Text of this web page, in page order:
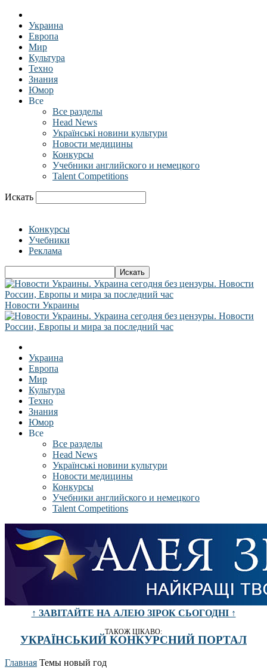
Украина
Европа
Мир
Культура
Техно
Знания
Юмор
Все
Все разделы
Head News
Українські новини культури
Новости медицины
Конкурсы
Учебники английского и немецкого
Talent Competitions
Искать
Конкурсы
Учебники
Реклама
Новости Украины
Украина
Европа
Мир
Культура
Техно
Знания
Юмор
Все
Все разделы
Head News
Українські новини культури
Новости медицины
Конкурсы
Учебники английского и немецкого
Talent Competitions
↑ ЗАВІТАЙТЕ НА АЛЕЮ ЗІРОК СЬОГОДНІ ↑
ТАКОЖ ЦІКАВО:
УКРАЇНСЬКИЙ КОНКУРСНИЙ ПОРТАЛ
Главная Темы новый год